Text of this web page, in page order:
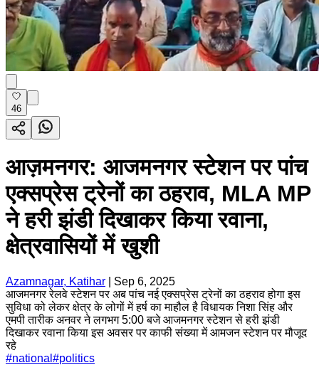
46
आज़मनगर: आजमनगर स्टेशन पर पांच
एक्सप्रेस ट्रेनों का ठहराव, MLA MP
ने हरी झंडी दिखाकर किया रवाना,
क्षेत्रवासियों में खुशी
Azamnagar, Katihar
Sep 6, 2025
आजमनगर रेलवे स्टेशन पर अब पांच नई एक्सप्रेस ट्रेनों का ठहराव होगा इस
सुविधा को लेकर क्षेत्र के लोगों में हर्ष का माहौल है विधायक निशा सिंह और
एमपी तारीक अनवर ने लगभग 5:00 बजे आजमनगर स्टेशन से हरी झंडी
दिखाकर रवाना किया इस अवसर पर काफी संख्या में आमजन स्टेशन पर मौजूद
रहे
#national #politics